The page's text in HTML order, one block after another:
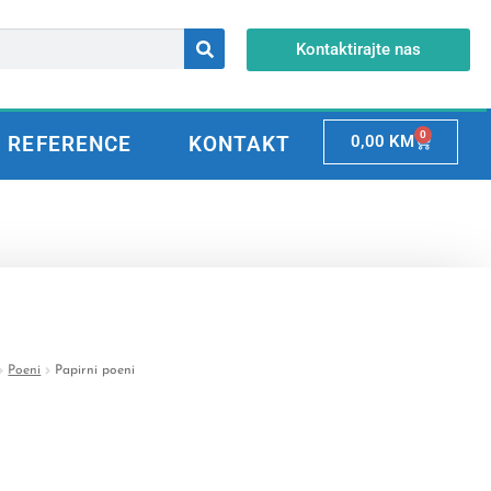
Kontaktirajte nas
REFERENCE KONTAKT 0,00 KM 0
Poeni Papirni poeni